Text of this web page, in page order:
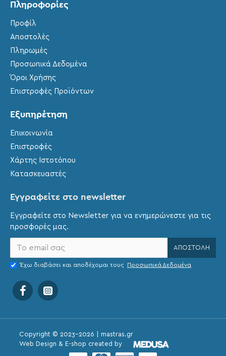
Πληροφορίες
Προφίλ
Αποστολές
Πληρωμές
Προσωπικά Δεδομένα
Όροι Χρήσης
Επιστροφές Προϊόντων
Εξυπηρέτηση
Επικοινωνία
Επιστροφές
Χάρτης Ιστοτόπου
Κατασκευαστές
Εγγραφείτε στο newsletter
Εγγραφείτε στο Newsletter για να ενημερώνεστε για τις
προσφορές μας.
ΑΠΟΣΤΟΛΉ
Έχω διαβάσει και αποδέχομαι τους Προσωπικά Δεδομένα
Copyright © 2023-2026 | mastras.gr
Web Design & E-shop created by